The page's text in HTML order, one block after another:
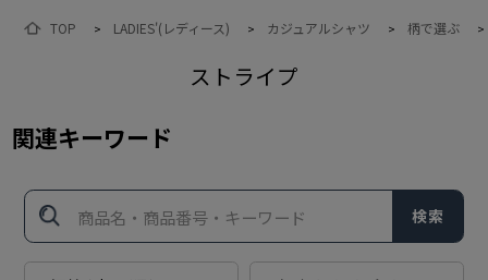
TOP > LADIES'(レディース) > カジュアルシャツ > 柄で選ぶ >
ストライプ
関連キーワード
検索